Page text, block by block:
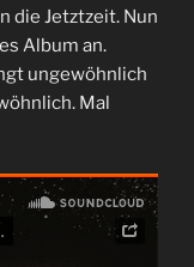
die Jetztzeit. Nun
Album an.
ungewöhnlich
Mal